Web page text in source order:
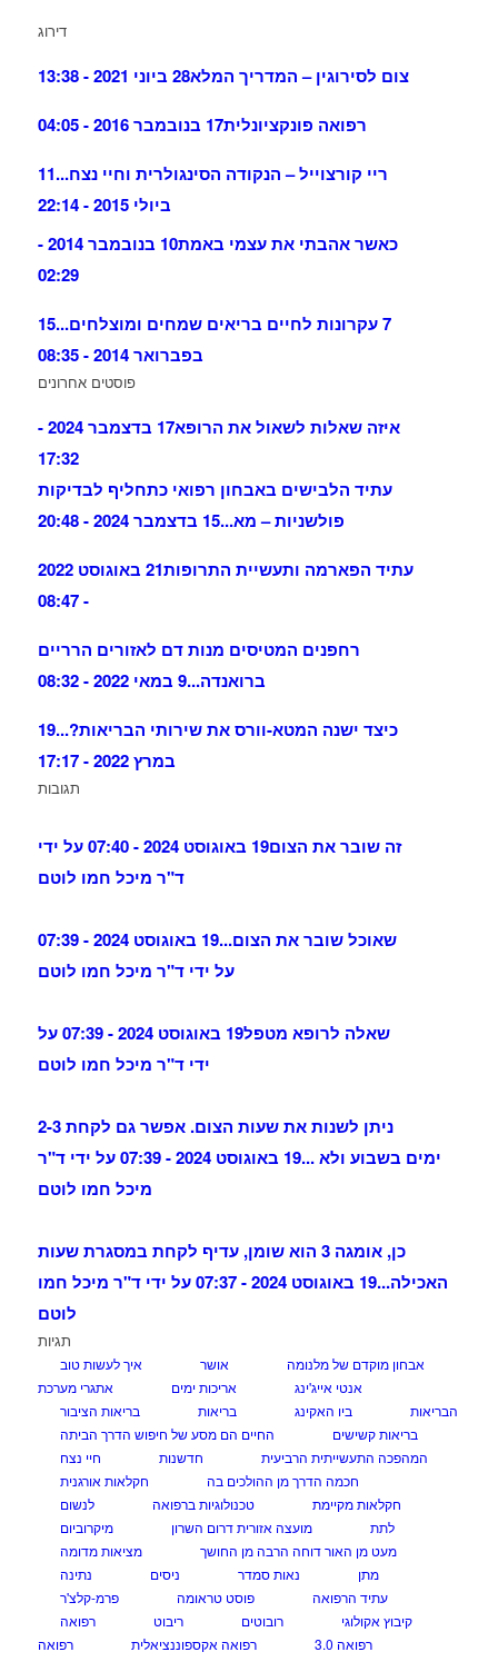
דירוג
צום לסירוגין – המדריך המלא28 ביוני 2021 - 13:38
רפואה פונקציונלית17 בנובמבר 2016 - 04:05
ריי קורצוייל – הנקודה הסינגולרית וחיי נצח...11
ביולי 2015 - 22:14
כאשר אהבתי את עצמי באמת
10 בנובמבר 2014 -
02:29
7 עקרונות לחיים בריאים שמחים ומוצלחים...
15
בפברואר 2014 - 08:35
פוסטים אחרונים
איזה שאלות לשאול את הרופא
17 בדצמבר 2024 -
17:32
עתיד הלבישים באבחון רפואי כתחליף לבדיקות
פולשניות – מא...15 בדצמבר 2024 - 20:48
עתיד הפארמה ותעשיית התרופות
21 באוגוסט 2022
- 08:47
רחפנים המטיסים מנות דם לאזורים הרריים
ברואנדה...9 במאי 2022 - 08:32
כיצד ישנה המטא-וורס את שירותי הבריאות?...19
במרץ 2022 - 17:17
תגובות
זה שובר את הצום
19 באוגוסט 2024 - 07:40 על ידי
ד"ר מיכל חמו לוטם
שאוכל שובר את הצום...
19 באוגוסט 2024 - 07:39
על ידי ד"ר מיכל חמו לוטם
שאלה לרופא מטפל
19 באוגוסט 2024 - 07:39 על
ידי ד"ר מיכל חמו לוטם
ניתן לשנות את שעות הצום. אפשר גם לקחת 2-3
ימים בשבוע ולא ...
19 באוגוסט 2024 - 07:39 על ידי ד"ר
מיכל חמו לוטם
כן, אומגה 3 הוא שומן, עדיף לקחת במסגרת שעות
האכילה...
19 באוגוסט 2024 - 07:37 על ידי ד"ר מיכל חמו
לוטם
תגיות
אבחון מוקדם של מלנומה אושר
איך לעשות טוב
אנטי אייג'ינג
אריכות ימים
אתגרי מערכת
הבריאות
ביו האקינג בריאות
בריאות הציבור
בריאות קשישים
החיים הם מסע של חיפוש הדרך הביתה
המהפכה התעשייתית הרביעית
חדשנות
חיי נצח
חכמה הדרך מן ההולכים בה
חקלאות אורגנית
חקלאות מקיימת
טכנולוגיות ברפואה
לנשום
לתת
מועצה אזורית דרום השרון
מיקרוביום
מעט מן האור דוחה הרבה מן החושך
מציאות מדומה
מתן
נאות סמדר ניסים
נתינה
עתיד הרפואה
פוסט טראומה
פרמ-קלצ'ר
קיבוץ אקולוגי
רובוטים ריבוט
רפואה
רפואה 3.0
רפואה אקספוננציאלית
רפואה